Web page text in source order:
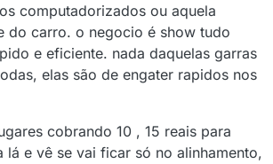
computadorizados ou aquela
do carro. o negocio é show tudo
e eficiente. nada daquelas garras
elas são de engater rapidos nos
cobrando 10 , 15 reais para
lá e vê se vai ficar só no alinhamento,